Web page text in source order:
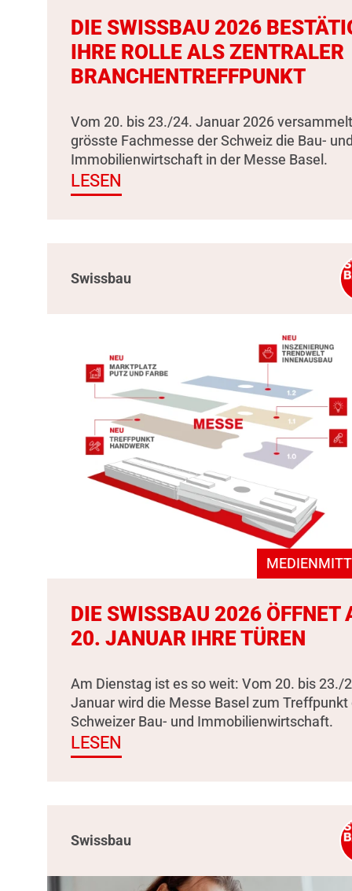
DIE SWISSBAU 2026
IHRE ROLLE ALS ZENTRALER
BRANCHENTREFFPUNKT
Vom 20. bis 23./24. Januar 2026
grösste Fachmesse der Schweiz die Bau-
Immobilienwirtschaft in der Messe Basel.
LESEN
Swissbau
DIE SWISSBAU 2026 ÖFFNET
20. JANUAR IHRE TÜREN
Am Dienstag ist es so weit: Vom 20. bis 23./
Januar wird die Messe Basel zum Treffpunkt
Schweizer Bau- und Immobilienwirtschaft.
LESEN
Swissbau